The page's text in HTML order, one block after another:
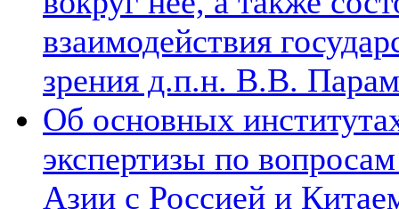
взаимодействия
зрения д.п.н. В.В.
Об основных
экспертизы по
Азии с Россией и